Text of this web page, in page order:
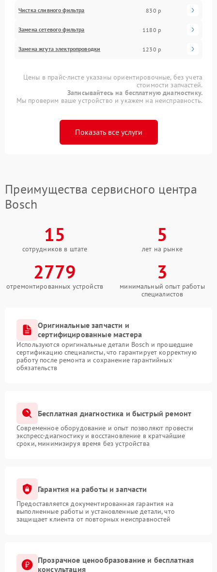
Чистка сливного фильтра 830 р
Замена сетевого фильтра 1180 р
Замена жгута электропроводки 1230 р
Цены в прайс-листе указаны ориентировочные, без учета
стоимости запчастей.
Записывайтесь на бесплатную диагностику.
Мы проверим ваше устройство и укажем на неисправность.
Показать все услуги
Преимущества сервисного центра
Bosch
15
сотрудников в штате
5
лет на рынке
2779
отремонтированных устройств
3
минимальный опыт работы
специалистов
Оригинальные запчасти и
сертифицированные мастера
Используются оригинальные детали Bosch и прошедшие
сертификацию специалисты, что гарантирует корректную
работу после ремонта и сохранение гарантийных
обязательств
Бесплатная диагностика и быстрый ремонт
Современное оборудование и опыт позволяют провести
экспресс-диагностику и восстановление в кратчайшие
сроки, минимизируя время без устройства
Гарантия на работы и запчасти
Предоставляется документированная гарантия на
выполненные работы и установленные детали, что
защищает клиента от повторных неисправностей
Прозрачное ценообразование и бесплатная
консультация